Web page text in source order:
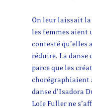
On leur laissait la
les femmes aient
contesté qu’elles
réduire. La danse
parce que les
chorégraphiaient
danse d’Isadora
Loïe Fuller ne